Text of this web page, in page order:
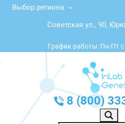
Выбор региона
Советская ул., 90,
График работы: Пн-Пт с
8 (800)